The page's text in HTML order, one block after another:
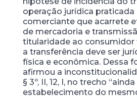
operação jurídica praticada
comerciante que acarrete
de mercadoria e
titularidade ao consumidor
a transferência deve ser
física e econômica. Dessa
afirmou a
§ 3º, II, 12, I, no trecho
estabelecimento do